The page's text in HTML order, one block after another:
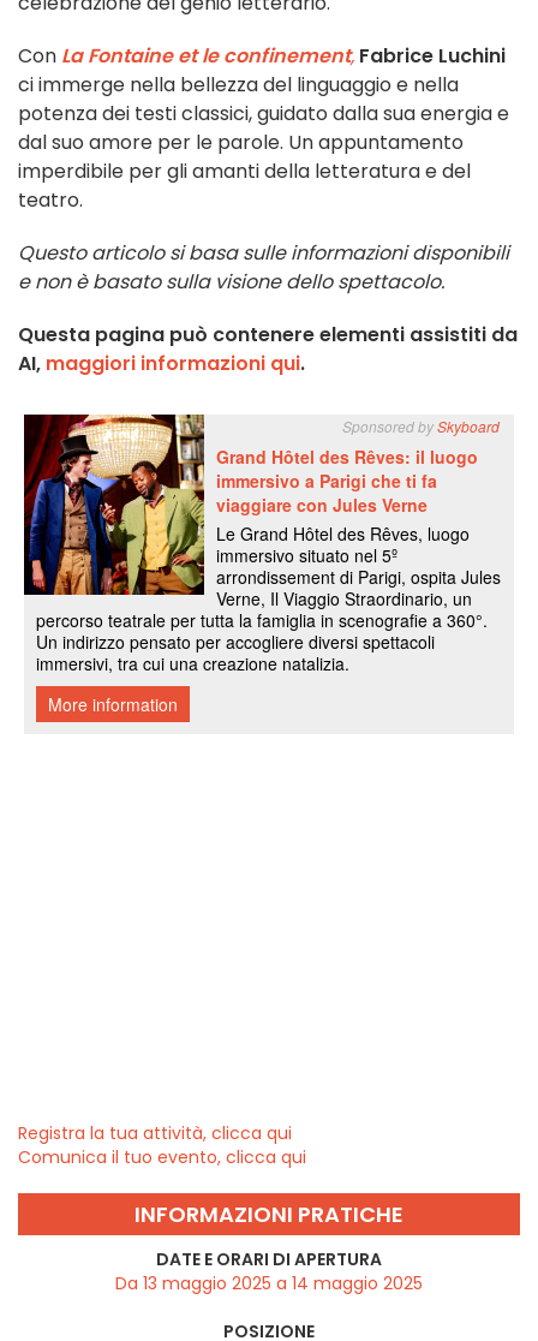
Con La Fontaine et le confinement, Fabrice Luchini
ci immerge nella bellezza del linguaggio e nella
potenza dei testi classici, guidato dalla sua energia e
dal suo amore per le parole. Un appuntamento
imperdibile per gli amanti della letteratura e del
teatro.
Questo articolo si basa sulle informazioni disponibili
e non è basato sulla visione dello spettacolo.
Questa pagina può contenere elementi assistiti da
AI, maggiori informazioni qui.
Registra la tua attività, clicca qui
Comunica il tuo evento, clicca qui
INFORMAZIONI PRATICHE
DATE E ORARI DI APERTURA
Da 13 maggio 2025 a 14 maggio 2025
POSIZIONE